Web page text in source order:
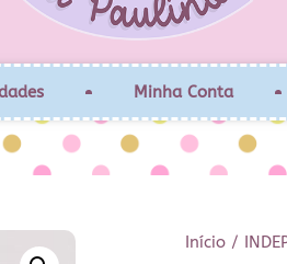
Minha Conta
Início /